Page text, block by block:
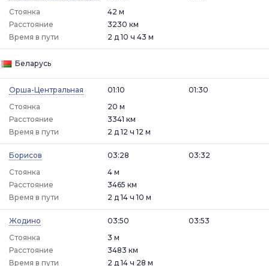
Стоянка
42 м
Расстояние
3230 км
Время в пути
2 д 10 ч 43 м
Беларусь
Орша-Центральная
01:10
Стоянка
20 м
01:30
Расстояние
3341 км
Время в пути
2 д 12 ч 12 м
Борисов
03:28
Стоянка
4 м
03:32
Расстояние
3465 км
Время в пути
2 д 14 ч 10 м
Жодино
03:50
Стоянка
3 м
03:53
Расстояние
3483 км
Время в пути
2 д 14 ч 28 м